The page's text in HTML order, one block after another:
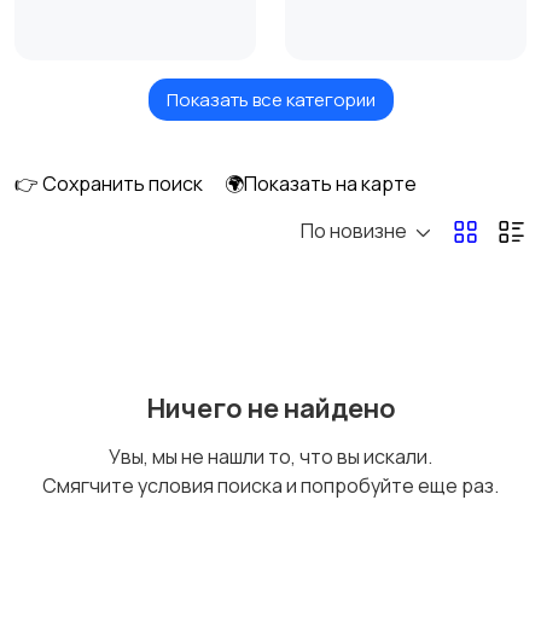
Аквариумные
Комплектующие и
Показать все категории
👉 Сохранить поиск
🌍Показать на карте
По новизне
Ничего не найдено
Увы, мы не нашли то, что вы искали.
Смягчите условия поиска и попробуйте еще раз.